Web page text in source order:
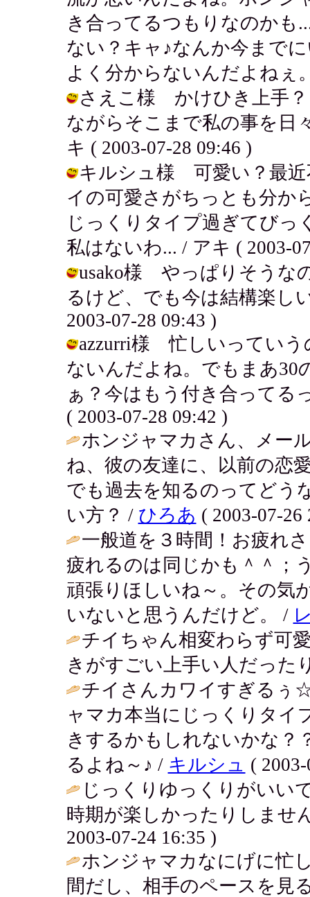
き合ってるつもりなのかも
ない？キャ♪なんか今まで
よく分からないんだよねぇ
さえこ様 かけひき上手？
ながらそこまで私の事を日
キ ( 2003-07-28 09:46 )
キルシュ様 可愛い？最近
イの可愛さがちっとも分か
じっくりタイプ過ぎてびっ
私はないわ... / アキ ( 2003-
usako様 やっぱりそうな
るけど、でも今は結構楽し
2003-07-28 09:43 )
azzurri様 忙しいっていう
ないんだよね。でもまあ30
ぁ？今はもう付き合ってる
( 2003-07-28 09:42 )
ホンジャマカさん、メー
ね、彼の友達に、以前の恋
でも過去を知るのってどう
い方？ / ひろあ ( 2003-07-26
一般道を３時間！お疲れ
疲れるのは同じかも＾＾；
頑張りほしいね～。その気
いないと思うんだけど。 /
チイちゃん相変わらず可
きがすごい上手い人だった
チイさんカワイすぎる
ャマカ本当にじっくりタイ
きするかもしれないかな
るよね～♪ / キルシュ (
じっくりゆっくりがいい
時期が楽しかったりしま
2003-07-24 16:35 )
ホンジャマカなにげに忙
間だし、相手のペースを見